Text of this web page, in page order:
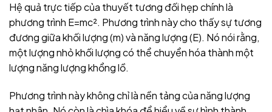
Hệ quả trực tiếp của thuyết tương đối hẹp chính là
phương trình E=mc². Phương trình này cho thấy sự tương
đương giữa khối lượng (m) và năng lượng (E). Nó nói rằng,
một lượng nhỏ khối lượng có thể chuyển hóa thành một
lượng năng lượng khổng lồ.
Phương trình này không chỉ là nền tảng của năng lượng